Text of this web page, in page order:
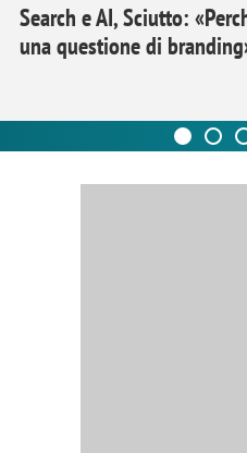
Search e AI, Sciutto:
una questione di